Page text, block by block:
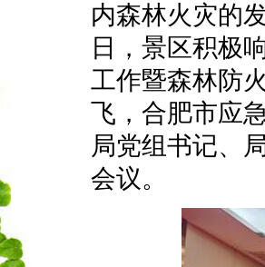
内森林火灾的
日，景区积极
工作暨森林防
飞，合肥市应
局党组书记、
会议。